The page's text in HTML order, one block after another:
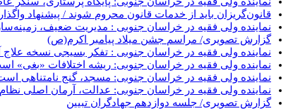
قانون‌گریزان باید از خدمات قانون محروم شوند / پیشنهاد
نماینده ولی فقیه در خراسان جنوبی : مدیریت ضعیف،
گزارش تصویری/ مراسم جشن میلاد پیامبر اکرم(ص)
نماینده ولی فقیه در خراسان جنوبی : تفکر بسیجی نسخه
نماینده ولی فقیه در خراسان جنوبی: ریشه اختلافات «بغی»
نماینده ولی فقیه در خراسان جنوبی: مسجد، گنج نامتناهی
نماینده ولی فقیه در خراسان جنوبی: عدالت، آرمان اصلی
گزارش تصویری/ جلسه دوازدهم جهادگران تبیین